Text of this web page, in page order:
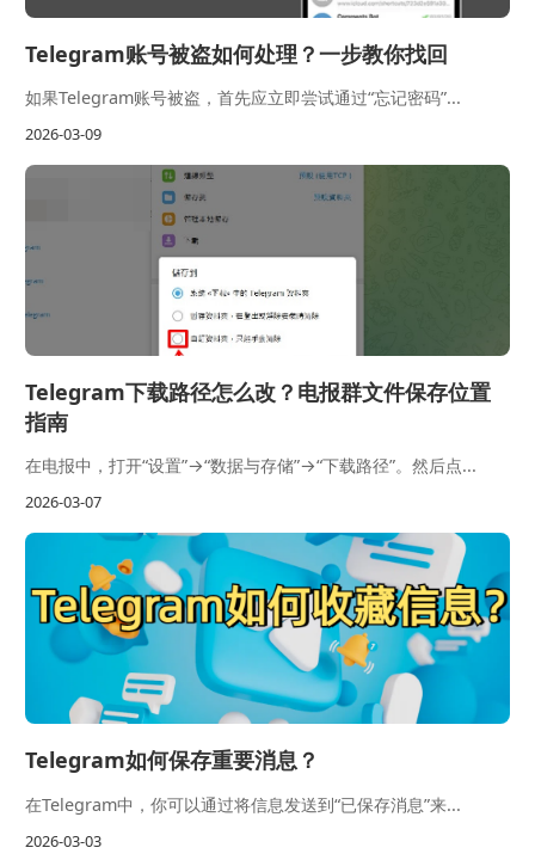
Telegram账号被盗如何处理？一步教你找回
如果Telegram账号被盗，首先应立即尝试通过“忘记密码”...
2026-03-09
Telegram下载路径怎么改？电报群文件保存位置
指南
在电报中，打开“设置”→“数据与存储”→“下载路径”。然后点...
2026-03-07
Telegram如何保存重要消息？
在Telegram中，你可以通过将信息发送到“已保存消息”来...
2026-03-03